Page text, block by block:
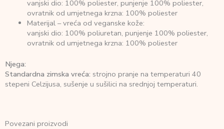
vanjski dio: 100% poliester, punjenje 100% poliester,
ovratnik od umjetnega krzna: 100% poliester
Materijal – vreća od veganske kože:
vanjski dio: 100% poliuretan, punjenje 100% poliester,
ovratnik od umjetnega krzna: 100% poliester
Njega:
Standardna zimska vreća: strojno pranje na temperaturi 40
stepeni Celzijusa, sušenje u sušilici na srednjoj temperaturi.
Povezani proizvodi